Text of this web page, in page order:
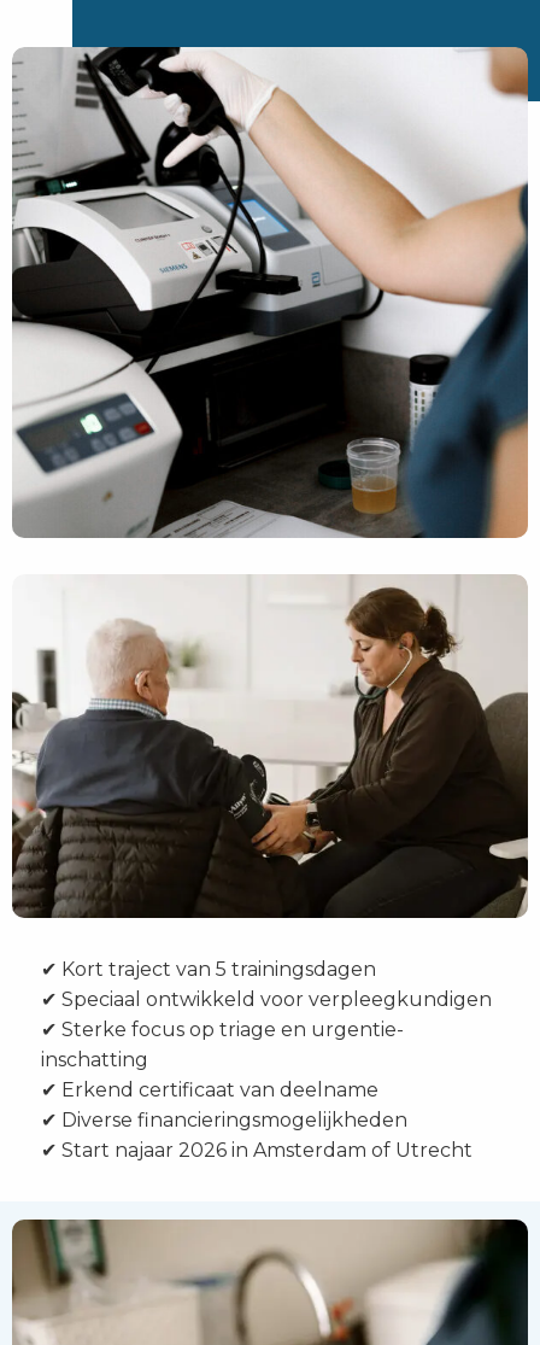
✔ Kort traject van 5 trainingsdagen
✔ Speciaal ontwikkeld voor verpleegkundigen
✔ Sterke focus op triage en urgentie-
inschatting
✔ Erkend certificaat van deelname
✔ Diverse financieringsmogelijkheden
✔ Start najaar 2026 in Amsterdam of Utrecht